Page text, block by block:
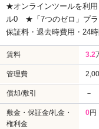
★オンラインツールを利用
ル0 ★「7つのゼロ」プラ
保証料・退去時費用・24
賃料 3.2
管理費
償却/敷引 －
敷金・保証金/礼金・
権利金
0円